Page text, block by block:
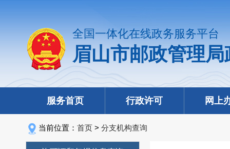
全国一体化在线政务服务平台
眉山市邮政管理
服务首页 行政许可 网上
当前位置： 首页 > 分支机构查询